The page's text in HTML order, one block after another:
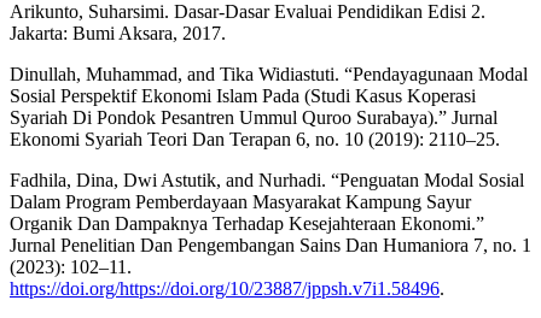
Arikunto, Suharsimi. Dasar-Dasar Evaluai Pendidikan Edisi 2.
Jakarta: Bumi Aksara, 2017.
Dinullah, Muhammad, and Tika Widiastuti. “Pendayagunaan Modal
Sosial Perspektif Ekonomi Islam Pada (Studi Kasus Koperasi
Syariah Di Pondok Pesantren Ummul Quroo Surabaya).” Jurnal
Ekonomi Syariah Teori Dan Terapan 6, no. 10 (2019): 2110–25.
Fadhila, Dina, Dwi Astutik, and Nurhadi. “Penguatan Modal Sosial
Dalam Program Pemberdayaan Masyarakat Kampung Sayur
Organik Dan Dampaknya Terhadap Kesejahteraan Ekonomi.”
Jurnal Penelitian Dan Pengembangan Sains Dan Humaniora 7, no. 1
(2023): 102–11.
https://doi.org/https://doi.org/10/23887/jppsh.v7i1.58496.